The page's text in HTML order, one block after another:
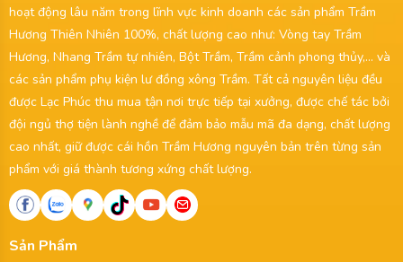
hoạt động lâu năm trong lĩnh vực kinh doanh các sản phẩm Trầm
Hương Thiên Nhiên 100%, chất lượng cao như: Vòng tay Trầm
Hương, Nhang Trầm tự nhiên, Bột Trầm, Trầm cảnh phong thủy,... và
các sản phẩm phụ kiện lư đồng xông Trầm. Tất cả nguyên liệu đều
được Lạc Phúc thu mua tận nơi trực tiếp tại xưởng, được chế tác bởi
đội ngủ thợ tiện lành nghề để đảm bảo mẫu mã đa dạng, chất lượng
cao nhất, giữ được cái hồn Trầm Hương nguyên bản trên từng sản
phẩm với giá thành tương xứng chất lượng.
Sản Phẩm